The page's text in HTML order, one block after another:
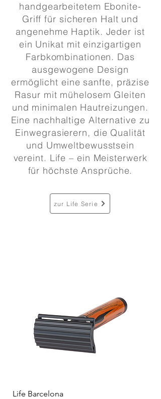
handgearbeitetem Ebonite-
Griff für sicheren Halt und
angenehme Haptik. Jeder ist
ein Unikat mit einzigartigen
Farbkombinationen. Das
ausgewogene Design
ermöglicht eine sanfte, präzise
Rasur mit mühelosem Gleiten
und minimalen Hautreizungen.
Eine nachhaltige Alternative zu
Einwegrasierern, die Qualität
und Umweltbewusstsein
vereint. Life – ein Meisterwerk
für höchste Ansprüche.
zur Life Serie
Life Barcelona